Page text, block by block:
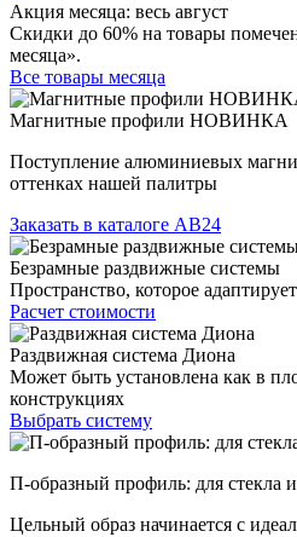
Акция месяца: весь август
Скидки до 60% на товары
месяца».
Все товары месяца
Магнитные профили НОВИНКА
Поступление алюминиевых
оттенках нашей палитры
Заказать в каталоге АВ24
Безрамные раздвижные системы
Пространство, которое
Расчет стоимости
Раздвижная система Диона
Может быть установлена как в
конструкциях
Выбрать систему
П-образный профиль: для стекла и
Цельный образ начинается с